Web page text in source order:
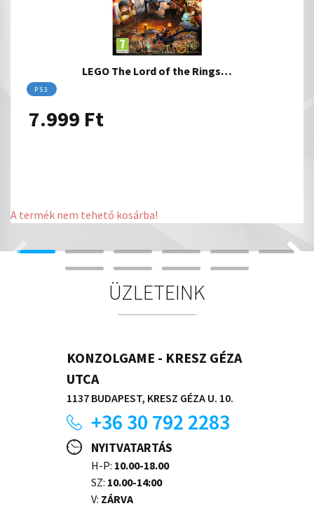
LEGO The Lord of the Rings…
PS3
7.999 Ft
A termék nem tehető kosárba!
ÜZLETEINK
KONZOLGAME - KRESZ GÉZA
UTCA
1137 BUDAPEST, KRESZ GÉZA U. 10.
+36 30 792 2283
NYITVATARTÁS
H-P: 10.00-18.00
SZ: 10.00-14:00
V: ZÁRVA